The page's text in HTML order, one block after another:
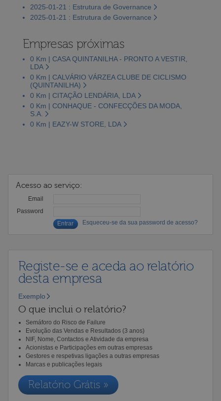
2025-01-21 : Estrutura de Governance
2025-01-21 : Estrutura de Governance
Empresas próximas
0 Km | CASA QUINTANILHA - PRONTO A VESTIR,
LDA
0 Km | CALVÁRIO VÁRZEA CLUBE DE CICLISMO
(QUINTANILHA)
0 Km | CITAÇÃO LENDÁRIA, LDA
0 Km | CONHAQUE - CONFECÇÕES DA MODA,
S.A.
0 Km | EAZY-W STORE, LDA
Acesso ao serviço:
Email
Password
Esqueceu-se da sua password de acesso?
Registe-se e aceda ao relatório
desta empresa
Exemplo
O que inclui o relatório?
Semáforo do Risco de Failure
Evolução das Vendas e Resultados (3 anos)
NIF, Nome, Contactos e Atividade da empresa
Acionistas e Participações em outras empresas
Gestores e respetivas ligações a outras empresas
Marcas e publicações legais
Relatório Grátis »